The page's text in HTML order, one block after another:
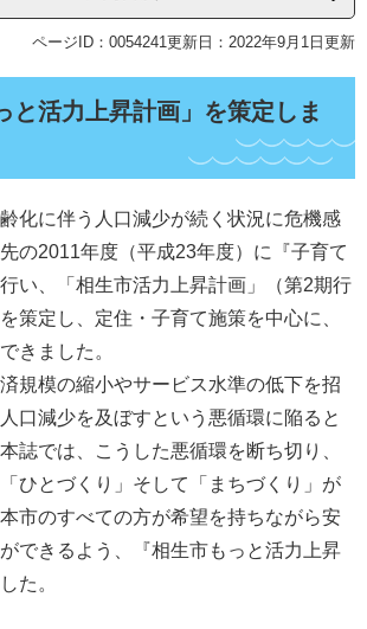
ページID：0054241更新日：2022年9月1日更新
と活力上昇計画」を策定しま
化に伴う人口減少が続く状況に危機感
の2011年度（平成23年度）に『子育て
い、「相生市活力上昇計画」（第2期行
策定し、定住・子育て施策を中心に、
きました。
規模の縮小やサービス水準の低下を招
口減少を及ぼすという悪循環に陥ると
誌では、こうした悪循環を断ち切り、
「ひとづくり」そして「まちづくり」が
市のすべての方が希望を持ちながら安
できるよう、『相生市もっと活力上昇
た。